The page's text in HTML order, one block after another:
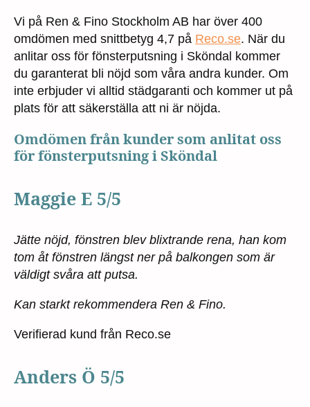
Vi på Ren & Fino Stockholm AB har över 400
omdömen med snittbetyg 4,7 på Reco.se. När du
anlitar oss för fönsterputsning i Sköndal kommer
du garanterat bli nöjd som våra andra kunder. Om
inte erbjuder vi alltid städgaranti och kommer ut på
plats för att säkerställa att ni är nöjda.
Omdömen från kunder som anlitat oss
för fönsterputsning i Sköndal
Maggie E 5/5
Jätte nöjd, fönstren blev blixtrande rena, han kom
tom åt fönstren längst ner på balkongen som är
väldigt svåra att putsa.
Kan starkt rekommendera Ren & Fino.
Verifierad kund från Reco.se
Anders Ö 5/5